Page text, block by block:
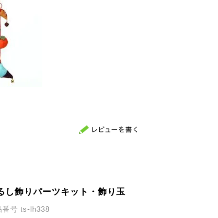
し飾りパーツキット・飾り玉
番号 ts-lh338